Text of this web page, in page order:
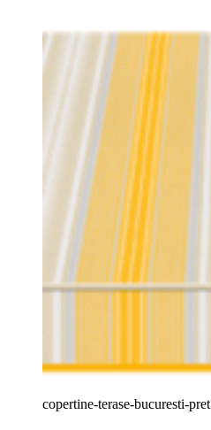
copertine-terase-bucuresti-pret